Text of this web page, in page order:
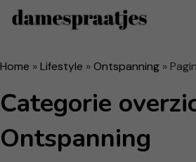
Home »Lifestyle »Ontspanning »
Categorie
Ontspanning